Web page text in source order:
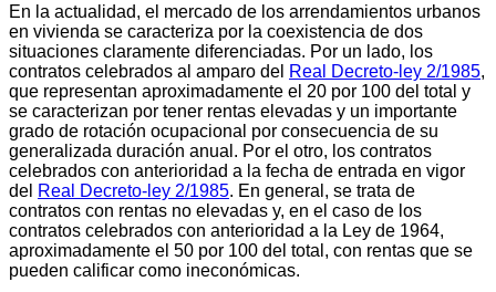
En la actualidad, el mercado de los arrendamientos urbanos
en vivienda se caracteriza por la coexistencia de dos
situaciones claramente diferenciadas. Por un lado, los
contratos celebrados al amparo del Real Decreto-ley 2/1985,
que representan aproximadamente el 20 por 100 del total y
se caracterizan por tener rentas elevadas y un importante
grado de rotación ocupacional por consecuencia de su
generalizada duración anual. Por el otro, los contratos
celebrados con anterioridad a la fecha de entrada en vigor
del Real Decreto-ley 2/1985. En general, se trata de
contratos con rentas no elevadas y, en el caso de los
contratos celebrados con anterioridad a la Ley de 1964,
aproximadamente el 50 por 100 del total, con rentas que se
pueden calificar como ineconómicas.